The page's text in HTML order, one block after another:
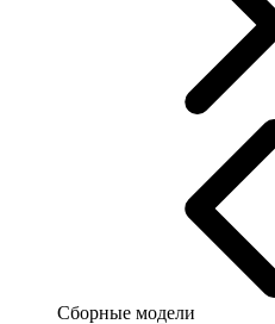
Сборные модели